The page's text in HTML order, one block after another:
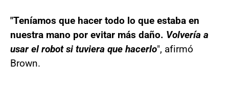
"Teníamos que hacer todo lo que estaba en
nuestra mano por evitar más daño. Volvería a
usar el robot si tuviera que hacerlo", afirmó
Brown.